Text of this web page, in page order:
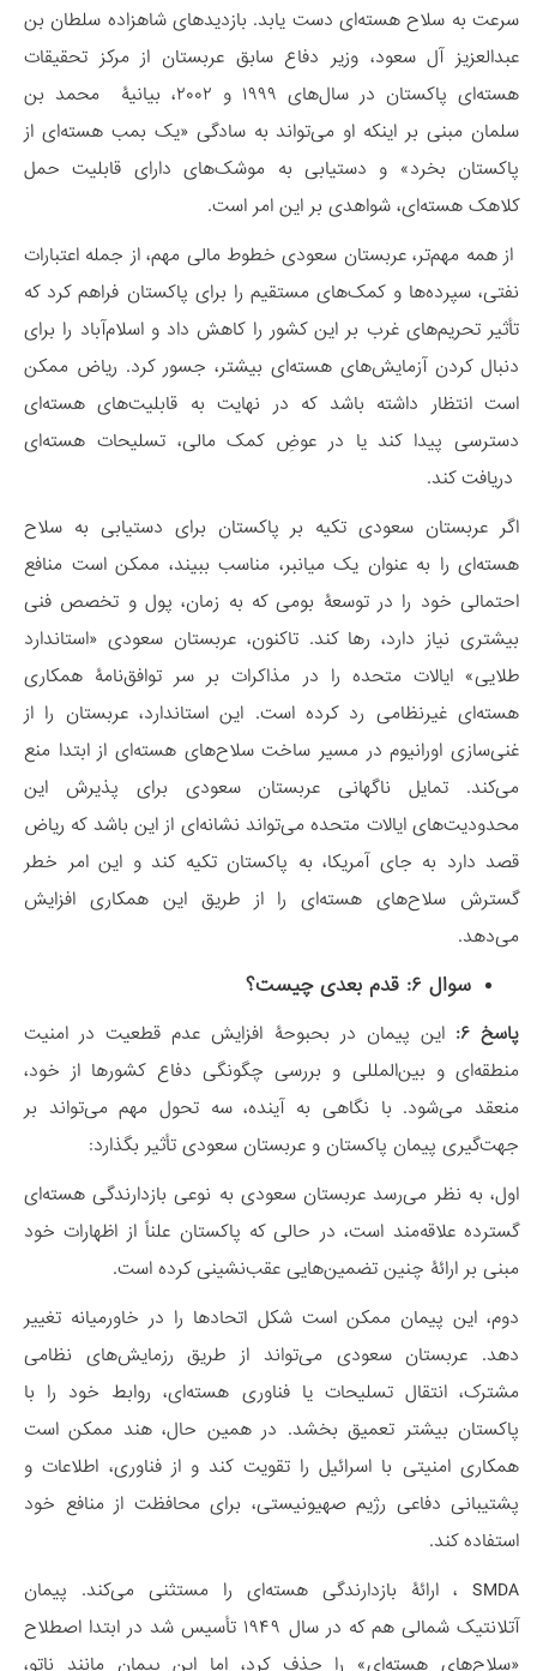
سرعت به سلاح هسته‌ای دست یابد. بازدیدهای شاهزاده سلطان بن
عبدالعزیز آل سعود، وزیر دفاع سابق عربستان از مرکز تحقیقات
هسته‌ای پاکستان در سال‌های ۱۹۹۹ و ۲۰۰۲، بیانیۀ‌ محمد بن
سلمان مبنی بر اینکه او می‌تواند به سادگی «یک بمب هسته‌ای از
پاکستان بخرد» و دستیابی به موشک‌های دارای قابلیت حمل
کلاهک هسته‌ای، شواهدی بر این امر است.
از همه مهم‌تر، عربستان سعودی خطوط مالی مهم، از جمله اعتبارات
نفتی، سپرده‌ها و کمک‌های مستقیم را برای پاکستان فراهم کرد که
تأثیر تحریم‌های غرب بر این کشور را کاهش داد و اسلام‌آباد را برای
دنبال کردن آزمایش‌های هسته‌ای بیشتر، جسور کرد. ریاض ممکن
است انتظار داشته باشد که در نهایت به قابلیت‌های هسته‌ای
دسترسی پیدا کند یا در عوضِ کمک مالی، تسلیحات هسته‌ای
دریافت کند.
اگر عربستان سعودی تکیه بر پاکستان برای دستیابی به سلاح
هسته‌ای را به عنوان یک میانبر، مناسب ببیند، ممکن است منافع
احتمالی خود را در توسعۀ بومی که به زمان، پول و تخصص فنی
بیشتری نیاز دارد، رها کند. تاکنون، عربستان سعودی «استاندارد
طلایی» ایالات متحده را در مذاکرات بر سر توافق‌نامۀ همکاری
هسته‌ای غیرنظامی رد کرده است. این استاندارد، عربستان را از
غنی‌سازی اورانیوم در مسیر ساخت سلاح‌های هسته‌ای از ابتدا منع
می‌کند. تمایل ناگهانی عربستان سعودی برای پذیرش این
محدودیت‌های ایالات متحده می‌تواند نشانه‌ای از این باشد که ریاض
قصد دارد به جای آمریکا، به پاکستان تکیه کند و این امر خطر
گسترش سلاح‌های هسته‌ای را از طریق این همکاری افزایش
می‌دهد.
سوال ۶: قدم بعدی چیست؟
پاسخ ۶:
این پیمان در بحبوحۀ افزایش عدم قطعیت در امنیت
منطقه‌ای و بین‌المللی و بررسی چگونگی دفاع کشورها از خود،
منعقد می‌شود. با نگاهی به آینده، سه تحول مهم می‌تواند بر
جهت‌گیری پیمان پاکستان و عربستان سعودی تأثیر بگذارد:
اول، به نظر می‌رسد عربستان سعودی به نوعی بازدارندگی هسته‌ای
گسترده علاقه‌مند است، در حالی که پاکستان علناً از اظهارات خود
مبنی بر ارائۀ چنین تضمین‌هایی عقب‌نشینی کرده است.
دوم، این پیمان ممکن است شکل اتحادها را در خاورمیانه تغییر
دهد. عربستان سعودی می‌تواند از طریق رزمایش‌های نظامی
مشترک، انتقال تسلیحات یا فناوری هسته‌ای، روابط خود را با
پاکستان بیشتر تعمیق بخشد. در همین حال، هند ممکن است
همکاری امنیتی با اسرائیل را تقویت کند و از فناوری، اطلاعات و
پشتیبانی دفاعی رژیم صهیونیستی، برای محافظت از منافع خود
استفاده کند.
SMDA ، ارائۀ بازدارندگی هسته‌ای را مستثنی می‌کند. پیمان
آتلانتیک شمالی هم که در سال ۱۹۴۹ تأسیس شد در ابتدا اصطلاح